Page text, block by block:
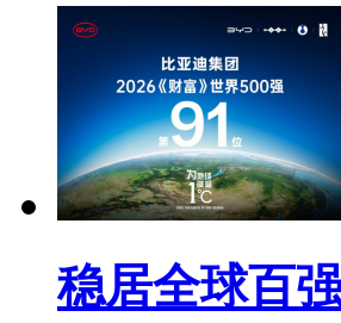
稳居全球百